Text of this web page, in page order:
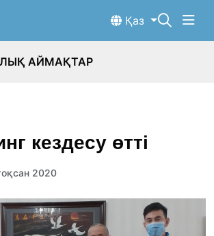
Қаз
АЙМАҚТАР
кездесу өтті
2020